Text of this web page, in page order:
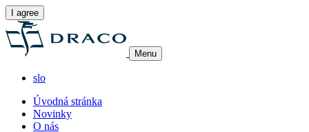
I agree
Menu
slo
Úvodná stránka
Novinky
O nás